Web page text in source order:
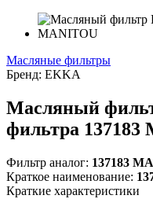
Масляные фильтры
Бренд: EKKA
Масляный
фильтра 137183
Фильтр аналог: 137183
Краткое наименование:
Краткие характеристики